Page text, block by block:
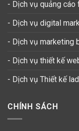
- Dịch vụ quảng
- Dịch vụ digital
- Dịch vụ marketing
- Dịch vụ thiết kế
- Dịch vụ Thiết kế
CHÍNH SÁCH